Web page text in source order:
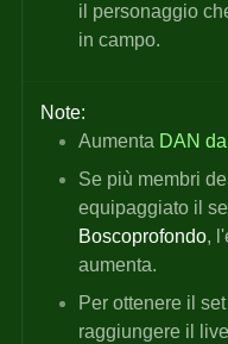
il personaggio
in campo.
Note:
Aumenta DAN da
Se più membri
equipaggiato il
Boscoprofondo,
aumenta.
Per ottenere il
raggiungere il